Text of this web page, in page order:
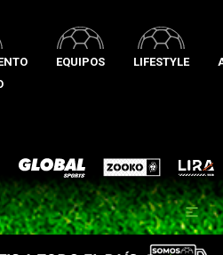
EQUIPOS LIFESTYLE
Global Sports Zooko Lira
